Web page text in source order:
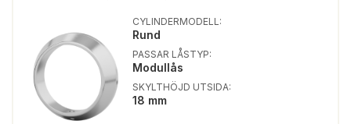
CYLINDERMODELL:
Rund
PASSAR LÅSTYP:
Modullås
SKYLTHÖJD UTSIDA:
18 mm